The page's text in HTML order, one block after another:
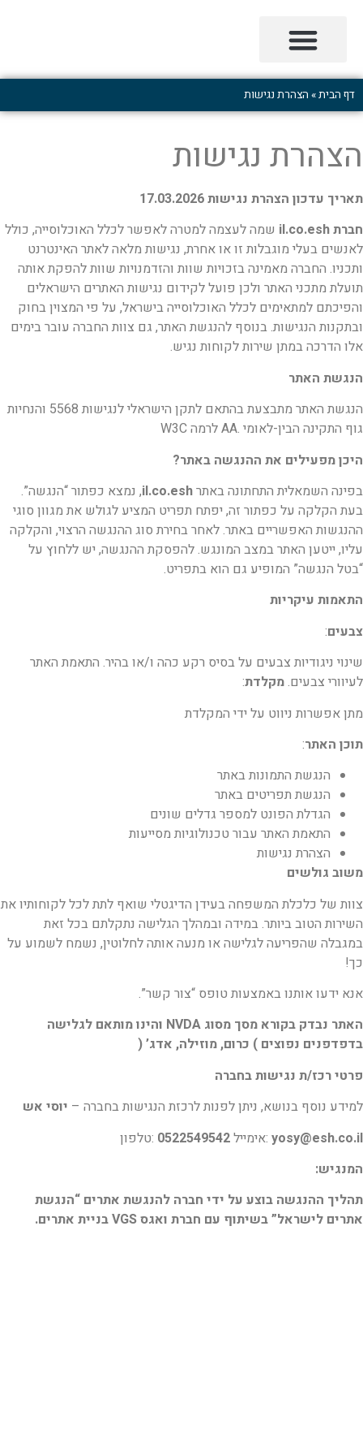
דף הבית» הצהרת נגישות
הצהרת נגישות
תאריך עדכון הצהרת נגישות 17.03.2026
חברתil.co.esh שמה לעצמה למטרה לאפשר לכלל האוכלוסייה, כולל
לאנשים בעלי מוגבלות זואו אחרת, נגישות מלאה לאתר האינטרנט
ותכניו. החברה מאמינה בזכויות שוות והזדמנויות שוותלהפקת אותה
תועלת מתכני האתר ולכן פועל לקידום נגישות האתרים הישראלים
והפיכתם למתאימים לכלל האוכלוסייה בישראל, על פי המצוין בחוק
ובתקנות הנגישות. בנוסף להנגשת האתר, גם צוות החברה עובר בימים
אלו הדרכה במתן שירות לקוחות נגיש.
הנגשת האתר
הנגשת האתר מתבצעת בהתאם לתקן הישראלי לנגישות 5568 והנחיות
גוף התקינה הבין-לאומי .AA לרמה W3C
היכן מפעילים את ההנגשה באתר?
בפינה השמאלית התחתונה באתרil.co.esh, נמצא כפתור “הנגשה”.
בעת הקלקה על כפתור זה, יפתח תפריט המציע לגולש את מגוון סוגי
ההנגשות האפשריים באתר. לאחר בחירת סוג ההנגשה הרצוי, והקלקה
עליו, ייטען האתר במצב המונגש. להפסקת ההנגשה, יש ללחוץ על
“בטל הנגשה” המופיע גם הוא בתפריט.
התאמות עיקריות
צבעים:
שינוי ניגודיות צבעים על בסיס רקע כהה ו/או בהיר. התאמת האתר
לעיוורי צבעים.מקלדת:
מתן אפשרות ניווט על ידי המקלדת
תוכן האתר:
הנגשת התמונות באתר
הנגשת תפריטים באתר
הגדלת הפונט למספר גדלים שונים
התאמת האתר עבור טכנולוגיות מסייעות
הצהרת נגישות
משוב גולשים
צוות של כלכלת המשפחה בעידן הדיגטלי שואף לתת לכל לקוחותיו את
השירות הטוב ביותר. במידה ובמהלך הגלישה נתקלתם בכל זאת
במגבלה שהפריעה לגלישה או מנעה אותה לחלוטין, נשמח לשמוע על
כך!
אנא ידעו אותנו באמצעות טופס “צור קשר”.
האתר נבדק בקורא מסך מסוג NVDA והינו מותאם לגלישה
בדפדפנים נפוצים ) כרום, מוזילה, אדג’ (
פרטי רכז/ת נגישות בחברה
למידע נוסף בנושא, ניתן לפנות לרכזת הנגישות בחברה – יוסי אש
yosy@esh.co.il :אימייל0522549542 :טלפון
המנגיש:
תהליך ההנגשה בוצע על ידי חברה להנגשת אתרים “הנגשת
אתרים לישראל” בשיתוף עם חברת ואגס VGS בניית אתרים.